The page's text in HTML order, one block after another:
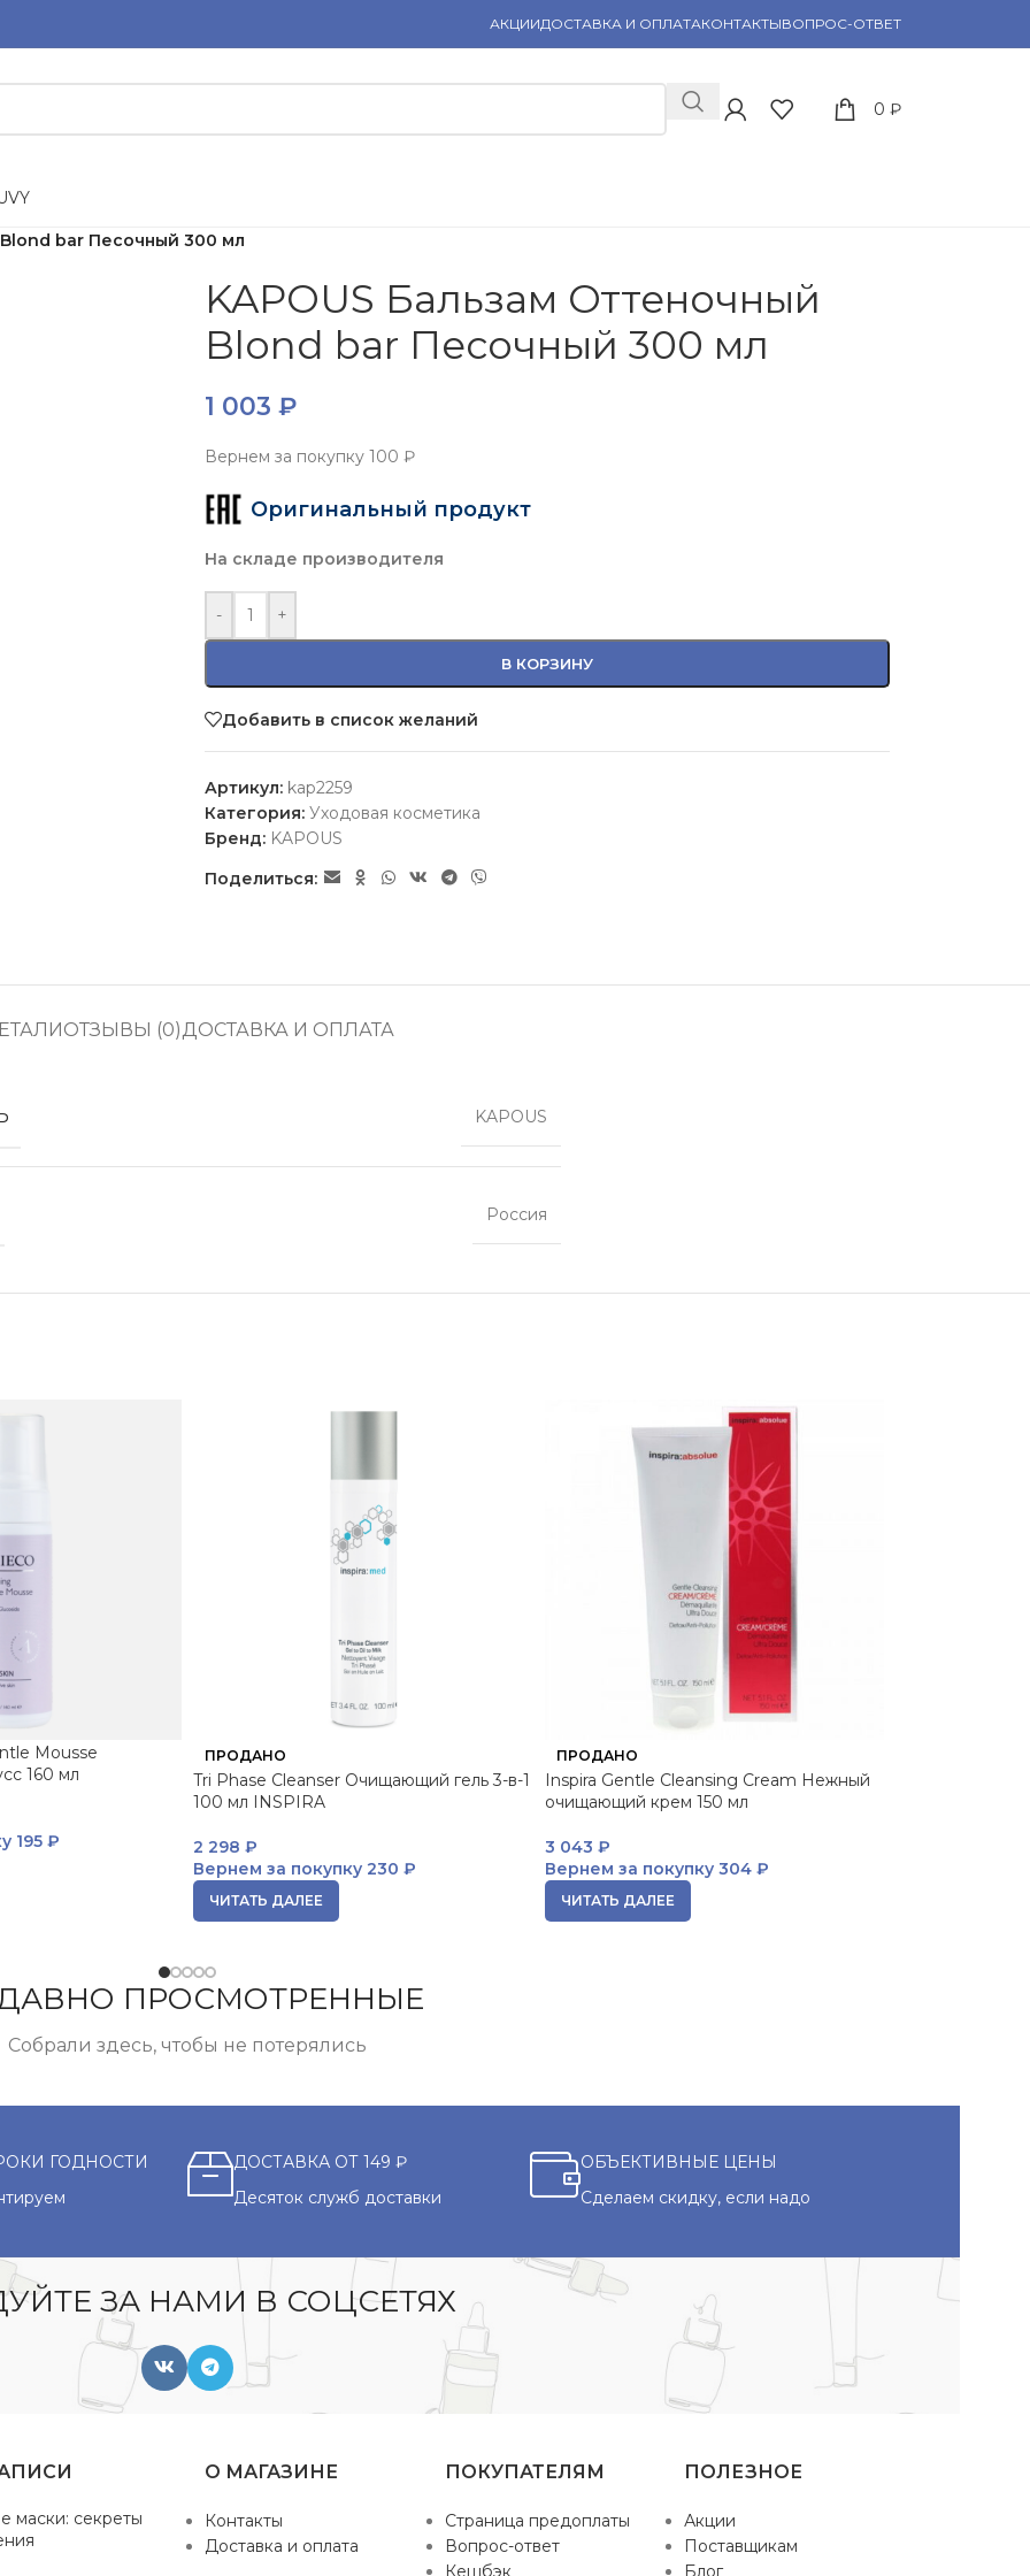
АКЦИИДОСТАВКА И ОПЛАТАКОНТАКТЫВОПРОС-ОТВЕТ
0 ₽
VY
bar Песочный 300 мл
KAPOUS Бальзам Оттеночный
Blond bar Песочный 300 мл
1 003 ₽
Вернем за покупку100 ₽
Оригинальный продукт
На складе производителя
- +
В КОРЗИНУ
Добавить в список желаний
Артикул: kap2259
Категория: Уходовая косметика
Бренд: KAPOUS
Поделиться:
ОТЗЫВЫ (0)ДОСТАВКА И ОПЛАТА
KAPOUS
Россия
Mousse
160 мл
195 ₽
ПРОДАНО
Tri Phase Cleanser Очищающий гель 3-в-1
100 мл INSPIRA
2 298 ₽
Вернем за покупку 230 ₽
ЧИТАТЬ ДАЛЕЕ
ПРОДАНО
Inspira Gentle Cleansing Cream Нежный
очищающий крем 150 мл
3 043 ₽
Вернем за покупку304 ₽
ЧИТАТЬ ДАЛЕЕ
ПРОСМОТРЕННЫЕ
Собрали здесь, чтобы не потерялись
ГОДНОСТИ
ДОСТАВКА ОТ 149 ₽
Десяток служб доставки
ОБЪЕКТИВНЫЕ ЦЕНЫ
Сделаем скидку, если надо
ЗА НАМИ В СОЦСЕТЯХ
маски: секреты
О МАГАЗИНЕ
Контакты
Доставка и оплата
ПОКУПАТЕЛЯМ
Страница предоплаты
Вопрос-ответ
Кешбэк
ПОЛЕЗНОЕ
Акции
Поставщикам
Блог